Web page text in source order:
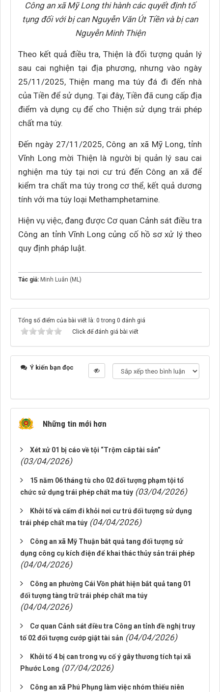
Công an xã Mỹ Long thi hành các quyết định tố
tụng đối với bị can Nguyễn Văn Út Tiền và bị can
Nguyễn Minh Thiện
Theo kết quả điều tra, Thiện là đối tượng quản lý
sau cai nghiện tại địa phương, nhưng vào ngày
25/11/2025, Thiện mang ma túy đá đi đến nhà
của Tiền để sử dụng. Tại đây, Tiền đã cung cấp địa
điểm và dụng cụ để cho Thiện sử dụng trái phép
chất ma túy.
Đến ngày 27/11/2025, Công an xã Mỹ Long, tỉnh
Vĩnh Long mời Thiện là người bị quản lý sau cai
nghiện ma túy tại nơi cư trú đến Công an xã để
kiểm tra chất ma túy trong cơ thể, kết quả dương
tính với ma túy loại Methamphetamine.
Hiện vụ việc, đang được Cơ quan Cảnh sát điều tra
Công an tỉnh Vĩnh Long củng cố hồ sơ xử lý theo
quy định pháp luật.
Tác giả: Minh Luân (ML)
Tổng số điểm của bài viết là: 0 trong 0 đánh giá
Click để đánh giá bài viết
Ý kiến bạn đọc
Những tin mới hơn
Xét xử 01 bị cáo về tội “Trộm cắp tài sản”
(03/04/2026)
15 năm 06 tháng tù cho 02 đối tượng phạm tội tổ
chức sử dụng trái phép chất ma túy (03/04/2026)
Khởi tố và cấm đi khỏi nơi cư trú đối tượng sử dụng
trái phép chất ma túy (04/04/2026)
Công an xã Mỹ Thuận bắt quả tang đối tượng sử
dụng công cụ kích điện để khai thác thủy sản trái phép
(04/04/2026)
Công an phường Cái Vồn phát hiện bắt quả tang 01
đối tượng tàng trữ trái phép chất ma túy
(04/04/2026)
Cơ quan Cảnh sát điều tra Công an tỉnh đề nghị truy
tố 02 đối tượng cướp giật tài sản (04/04/2026)
Khởi tố 4 bị can trong vụ cố ý gây thương tích tại xã
Phước Long (07/04/2026)
Công an xã Phú Phụng làm việc nhóm thiếu niên